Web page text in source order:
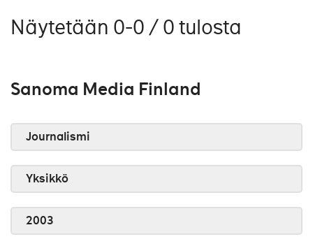
Näytetään 0-0 / 0 tulosta
Sanoma Media Finland
Journalismi
Yksikkö
2003